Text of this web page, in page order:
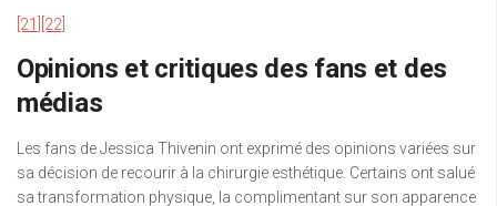
[21] [22]
Opinions et critiques des fans et des
médias
Les fans de Jessica Thivenin ont exprimé des opinions variées sur
sa décision de recourir à la chirurgie esthétique. Certains ont salué
sa transformation physique, la complimentant sur son apparence